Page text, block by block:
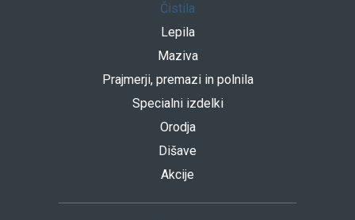
Čistila
Lepila
Maziva
Prajmerji, premazi in polnila
Specialni izdelki
Orodja
Dišave
Akcije